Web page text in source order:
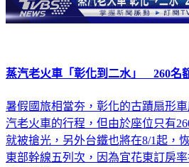
蒸汽老火車「彰化到二水」 260名
暑假國旅相當夯，彰化的古蹟扇形
汽老火車的行程，但由於座位只有
就被搶光，另外台鐵也將在8/1起，
東部幹線五列次，因為宜花東訂房